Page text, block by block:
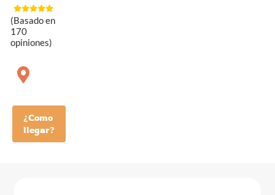
(Basado en
170
opiniones)
¿Como
llegar?